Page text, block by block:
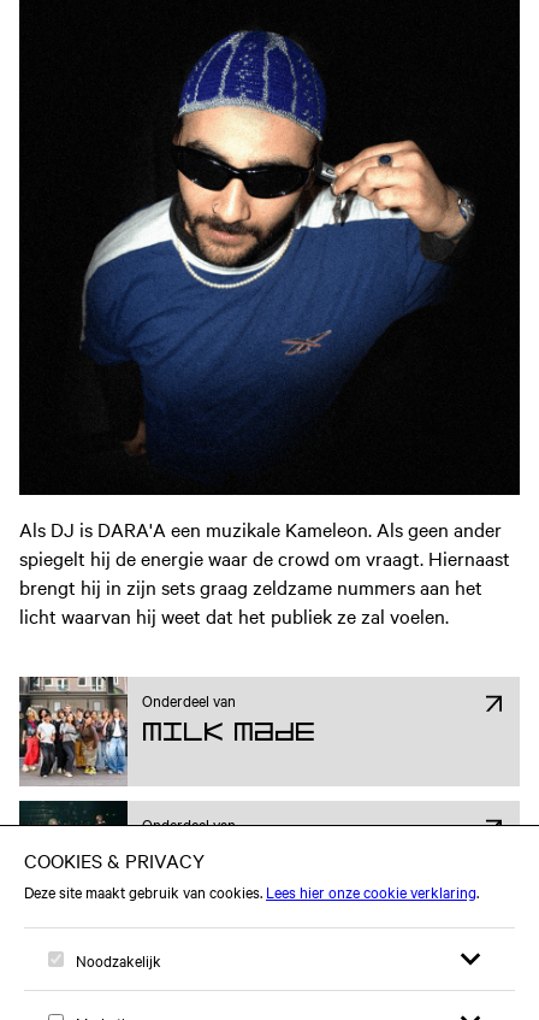
Als DJ is DARA'A een muzikale Kameleon. Als geen ander
spiegelt hij de energie waar de crowd om vraagt. Hiernaast
brengt hij in zijn sets graag zeldzame nummers aan het
licht waarvan hij weet dat het publiek ze zal voelen.
Onderdeel van
Milk Made
Onderdeel van
Young Creatives